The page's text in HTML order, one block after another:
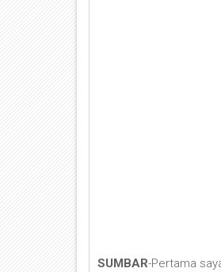
SUMBAR-Pertama